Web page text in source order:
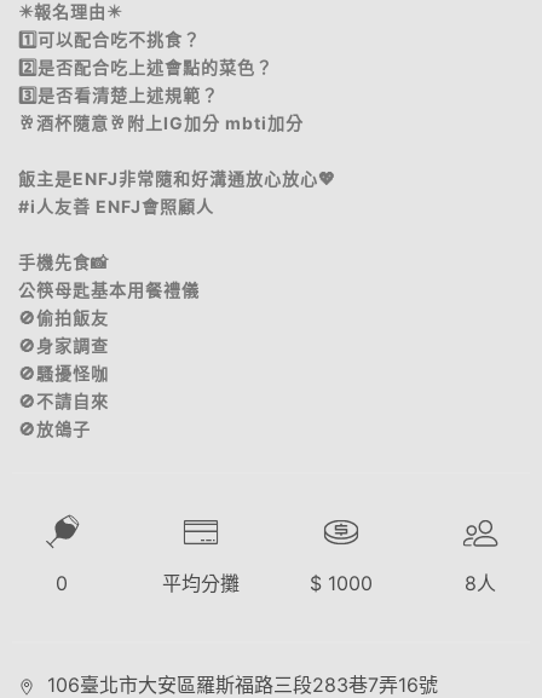
✴️報名理由✴️
1️⃣可以配合吃不挑食？
2️⃣是否配合吃上述會點的菜色？
3️⃣是否看清楚上述規範？
🥂酒杯隨意🥂附上IG加分 mbti加分
飯主是ENFJ非常隨和好溝通放心放心💖
#i人友善 ENFJ會照顧人
手機先食📸
公筷母匙基本用餐禮儀
🚫偷拍飯友
🚫身家調查
🚫騷擾怪咖
🚫不請自來
🚫放鴿子
0 平均分攤 $ 1000 8人
106臺北市大安區羅斯福路三段283巷7弄16號